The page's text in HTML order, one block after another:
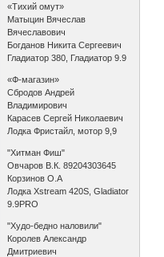
«Тихий омут»
Матыцин Вячеслав
Вячеславович
Богданов Никита Сергеевич
Гладиатор 380, Гладиатор 9.9
«Ф-магазин»
Сбродов Андрей
Владимирович
Карасев Сергей Николаевич
Лодка Фристайл, мотор 9,9
"Хитман Фиш"
Овчаров В.К. 89204303645
Корзинов О.А
Лодка Xstream 420S, Gladiator
9.9PRO
"Худо-бедно наловили"
Королев Александр
Дмитриевич